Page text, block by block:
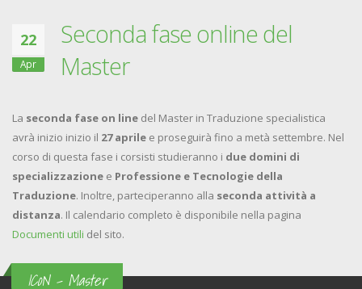
22
Apr
Seconda fase online del
Master
La seconda fase on line del Master in Traduzione specialistica
avrà inizio inizio il 27 aprile e proseguirà fino a metà settembre. Nel
corso di questa fase i corsisti studieranno i due domini di
specializzazione e Professione e Tecnologie della
Traduzione. Inoltre, parteciperanno alla seconda attività a
distanza. Il calendario completo è disponibile nella pagina
Documenti utili del sito.
ICoN - Master